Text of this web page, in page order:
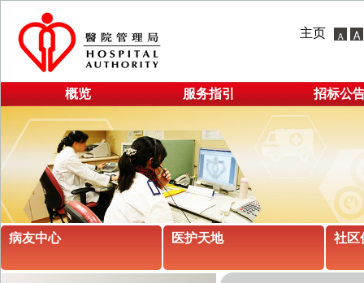
主页
概览 服务指引 招标公
病友中心 医护天地 社区